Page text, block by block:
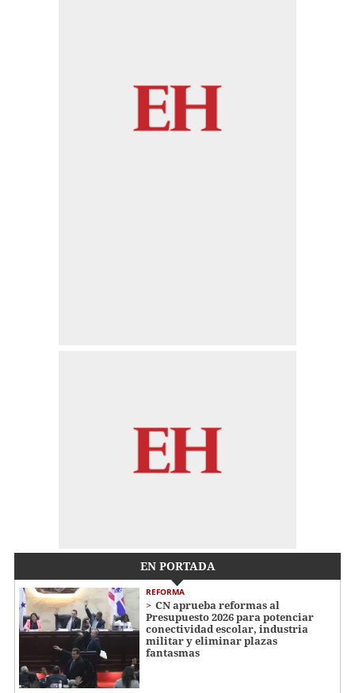
EN PORTADA
REFORMA
CN aprueba reformas al
Presupuesto 2026 para potenciar
conectividad escolar, industria
militar y eliminar plazas
fantasmas